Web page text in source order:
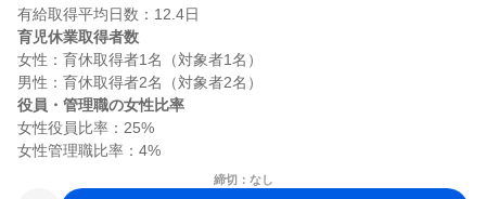
育児休業取得者数
女性：育休取得者1名（対象者1名）
役員・管理職の女性比率
女性役員比率：25%
締切：なし